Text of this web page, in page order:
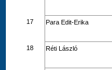
17 Para Edit-Erika
18 Réti László